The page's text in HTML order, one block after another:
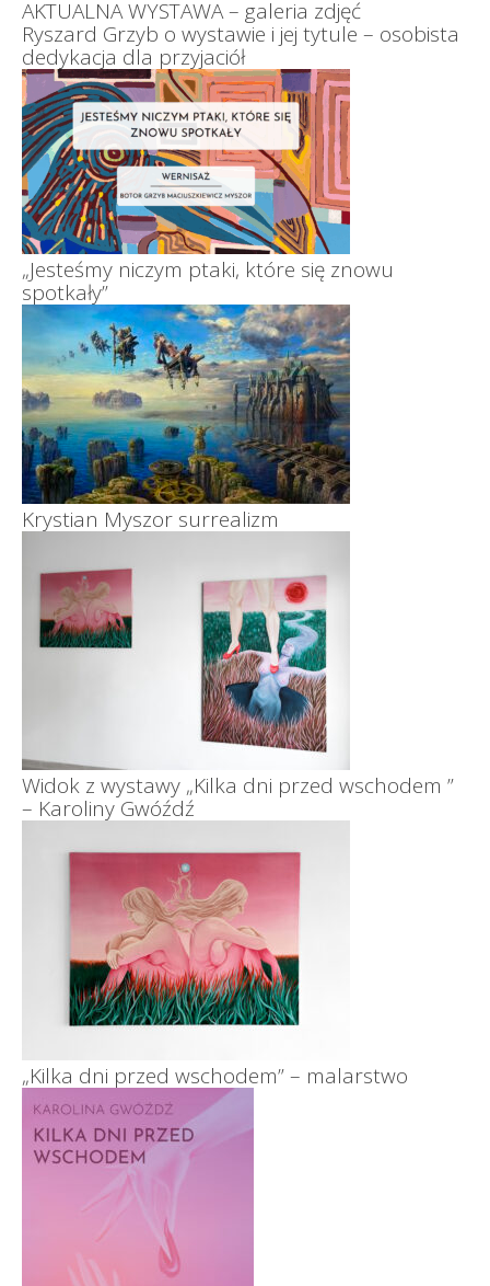
AKTUALNA WYSTAWA – galeria zdjęć
Ryszard Grzyb o wystawie i jej tytule – osobista
dedykacja dla przyjaciół
„Jesteśmy niczym ptaki, które się znowu
spotkały”
Krystian Myszor surrealizm
Widok z wystawy „Kilka dni przed wschodem ”
– Karoliny Gwóźdź
„Kilka dni przed wschodem” – malarstwo